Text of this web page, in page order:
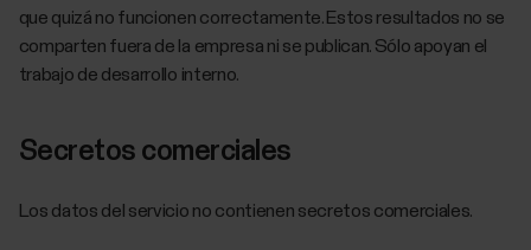
que quizá no funcionen correctamente. Estos resultados no se
comparten fuera de la empresa ni se publican. Sólo apoyan el
trabajo de desarrollo interno.
Secretos comerciales
Los datos del servicio no contienen secretos comerciales.